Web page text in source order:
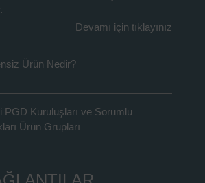
Devamı için tıklayınız
Ürün Nedir?
PGD Kuruluşları ve Sorumlu
Ürün Grupları